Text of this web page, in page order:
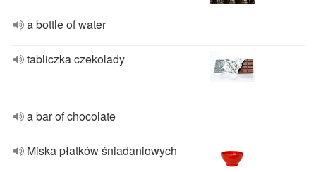
a bottle of water
tabliczka czekolady
a bar of chocolate
Miska płatków śniadaniowych